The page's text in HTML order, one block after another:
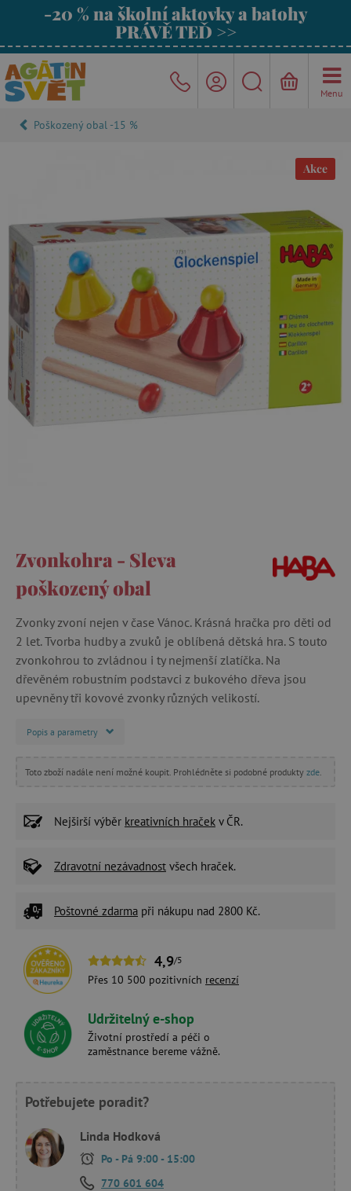
-20 % na školní aktovky a batohy
PRÁVĚ TEĎ >>
Menu
Poškozený obal -15 %
Akce
Zvonkohra - Sleva
poškozený obal
Zvonky zvoní nejen v čase Vánoc. Krásná hračka pro děti od
2 let. Tvorba hudby a zvuků je oblíbená dětská hra. S touto
zvonkohrou to zvládnou i ty nejmenší zlatíčka. Na
dřevěném robustním podstavci z bukového dřeva jsou
upevněny tři kovové zvonky různých velikostí.
Popis a parametry
Toto zboží nadále není možné koupit. Prohlédněte si podobné produkty zde
Nejširší výběr kreativních hraček v ČR.
Zdravotní nezávadnost všech hraček.
Poštovné zdarma při nákupu nad 2800 Kč.
4,9/5
Přes 10 500 pozitivních recenzí
Udržitelný e-shop
Životní prostředí a péči o
zaměstnance bereme vážně.
Potřebujete poradit?
Linda Hodková
Po - Pá 9:00 - 15:00
770 601 604